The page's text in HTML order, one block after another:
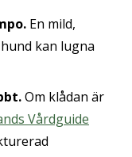
En mild,
kan lugna
Om klådan är
Vårdguide